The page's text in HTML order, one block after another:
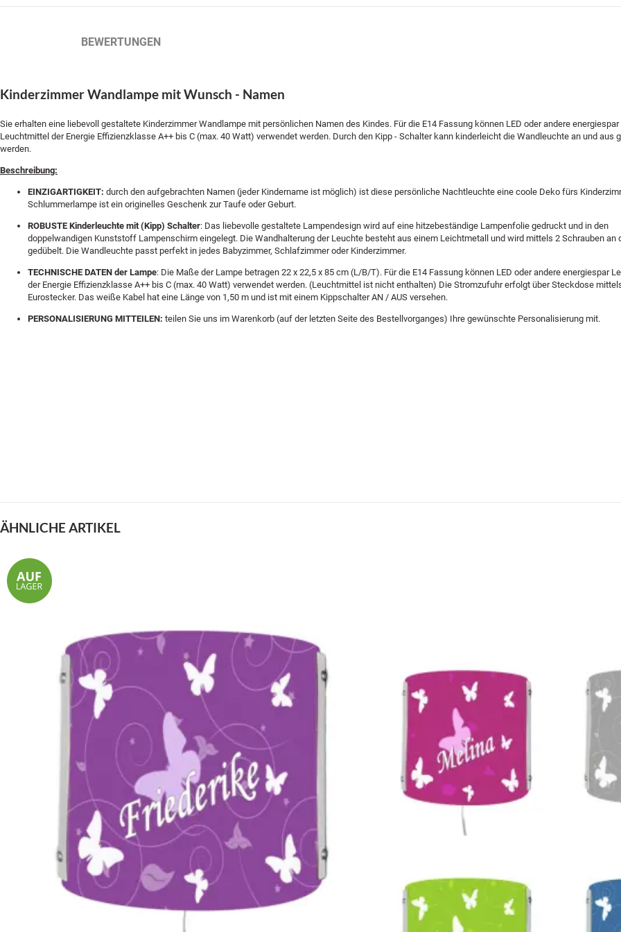
BEWERTUNGEN
Kinderzimmer Wandlampe mit Wunsch - Namen
Sie erhalten eine liebevoll gestaltete Kinderzimmer Wandlampe mit persönlichen Namen des Kindes. Für die E14 Fassung können LED oder andere energiespar
Leuchtmittel der Energie Effizienzklasse A++ bis C (max. 40 Watt) verwendet werden. Durch den Kipp - Schalter kann kinderleicht die Wandleuchte an und aus
werden.
Beschreibung:
EINZIGARTIGKEIT: durch den aufgebrachten Namen (jeder Kindername ist möglich) ist diese persönliche Nachtleuchte eine coole Deko fürs
Schlummerlampe ist ein originelles Geschenk zur Taufe oder Geburt.
ROBUSTE Kinderleuchte mit (Kipp) Schalter: Das liebevolle gestaltete Lampendesign wird auf eine hitzebeständige Lampenfolie gedruckt und in den
doppelwandigen Kunststoff Lampenschirm eingelegt. Die Wandhalterung der Leuchte besteht aus einem Leichtmetall und wird mittels 2 Schrauben an
gedübelt. Die Wandleuchte passt perfekt in jedes Babyzimmer, Schlafzimmer oder Kinderzimmer.
TECHNISCHE DATEN der Lampe: Die Maße der Lampe betragen 22 x 22,5 x 85 cm (L/B/T). Für die E14 Fassung können LED oder andere energiespar
der Energie Effizienzklasse A++ bis C (max. 40 Watt) verwendet werden. (Leuchtmittel ist nicht enthalten) Die Stromzufuhr erfolgt über Steckdose
Eurostecker. Das weiße Kabel hat eine Länge von 1,50 m und ist mit einem Kippschalter AN / AUS versehen.
PERSONALISIERUNG MITTEILEN: teilen Sie uns im Warenkorb (auf der letzten Seite des Bestellvorganges) Ihre gewünschte Personalisierung mit.
ÄHNLICHE ARTIKEL